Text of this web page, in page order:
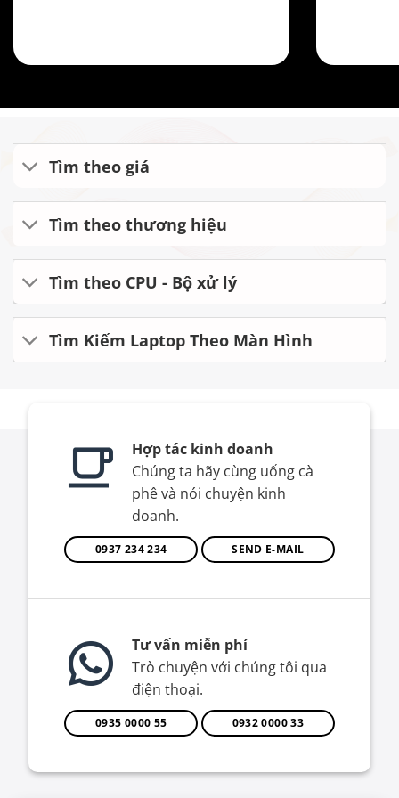
Tìm theo giá
Tìm theo thương hiệu
Tìm theo CPU - Bộ xử lý
Tìm Kiếm Laptop Theo Màn Hình
Hợp tác kinh doanh
Chúng ta hãy cùng uống cà
phê và nói chuyện kinh
doanh.
0937 234 234 SEND E-MAIL
Tư vấn miễn phí
Trò chuyện với chúng tôi qua
điện thoại.
0935 0000 55 0932 0000 33